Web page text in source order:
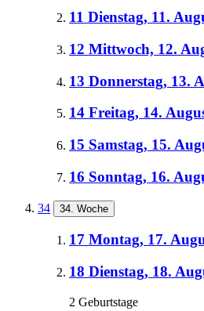
11 Dienstag, 11.
12 Mittwoch, 12.
13 Donnerstag, 13.
14 Freitag, 14.
15 Samstag, 15.
16 Sonntag, 16.
34 34. Woche
17 Montag, 17.
18 Dienstag, 18.
2 Geburtstage